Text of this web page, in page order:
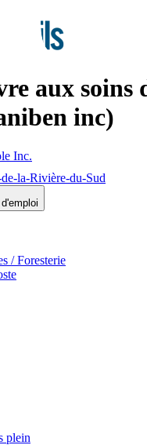
aux soins
inc)
Inc.
la-Rivière-du-Sud
/ Foresterie
plein